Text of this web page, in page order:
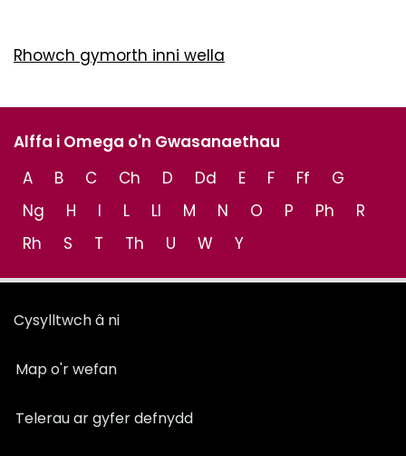
Rhowch gymorth inni wella
Alffa i Omega o'n Gwasanaethau
A
B C Ch D Dd E F Ff
G
Ng
H I L Ll M N O P Ph
R
Rh
S T Th U W Y
Cysylltwch â ni
Map o'r wefan
Telerau ar gyfer defnydd